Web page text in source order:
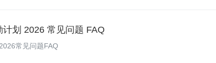
划 2026 常见问题 FAQ
常见问题FAQ